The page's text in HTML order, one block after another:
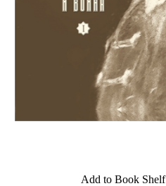
Add to Book Shelf